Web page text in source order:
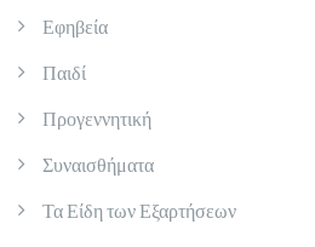
Εφηβεία
Παιδί
Προγεννητική
Συναισθήματα
Τα Είδη των Εξαρτήσεων